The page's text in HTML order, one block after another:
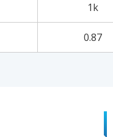
1k
0.87